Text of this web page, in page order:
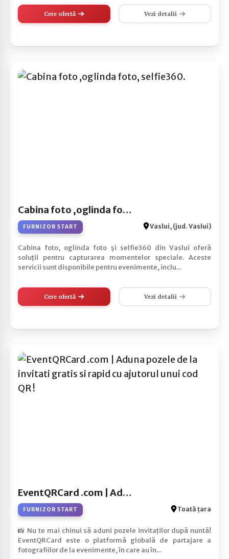
Cere ofertă Vezi detalii
Cabina foto ,oglinda foto, selfie360.
FURNIZOR START Vaslui, (jud. Vaslui)
Cabina foto, oglinda foto și selfie360 din Vaslui oferă
soluții pentru capturarea momentelor speciale. Aceste
servicii sunt disponibile pentru evenimente, inclu...
Cere ofertă Vezi detalii
EventQRCard .com | Aduna pozele de la invitati gratis si rapid cu ajutorul unui cod QR !
FURNIZOR START Toată țara
📸 Nu te mai chinui să aduni pozele invitaților după nuntă!
EventQRCard este o platformă globală de partajare a
fotografiilor de la evenimente, în care au în...